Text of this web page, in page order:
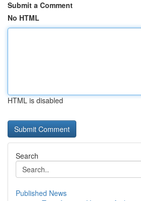
Submit a Comment
No HTML
HTML is disabled
Search
Published News